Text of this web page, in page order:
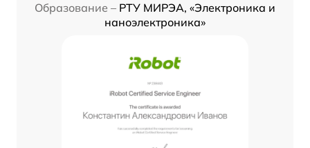
Образование – РТУ МИРЭА, «Электроника и
наноэлектроника»